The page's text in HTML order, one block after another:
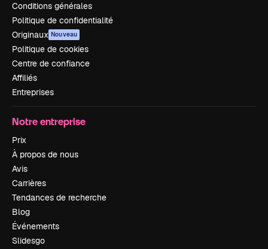
Conditions générales
Politique de confidentialité
Originaux Nouveau
Politique de cookies
Centre de confiance
Affiliés
Entreprises
Notre entreprise
Prix
À propos de nous
Avis
Carrières
Tendances de recherche
Blog
Événements
Slidesgo